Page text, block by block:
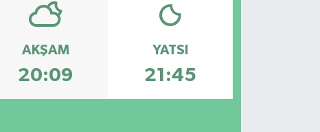
AKŞAM
20:09
YATSI
21:45